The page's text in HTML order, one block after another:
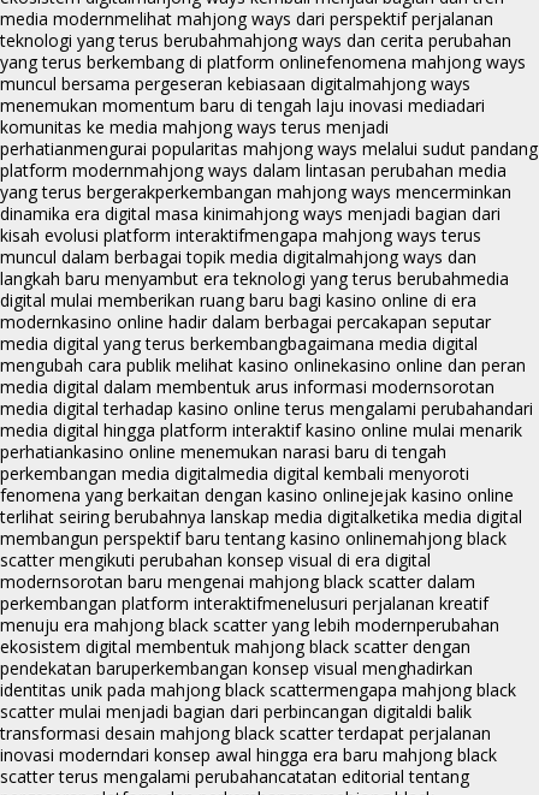
media modernmelihat mahjong ways dari perspektif perjalanan
teknologi yang terus berubahmahjong ways dan cerita perubahan
yang terus berkembang di platform onlinefenomena mahjong ways
muncul bersama pergeseran kebiasaan digitalmahjong ways
menemukan momentum baru di tengah laju inovasi mediadari
komunitas ke media mahjong ways terus menjadi
perhatianmengurai popularitas mahjong ways melalui sudut pandang
platform modernmahjong ways dalam lintasan perubahan media
yang terus bergerakperkembangan mahjong ways mencerminkan
dinamika era digital masa kinimahjong ways menjadi bagian dari
kisah evolusi platform interaktifmengapa mahjong ways terus
muncul dalam berbagai topik media digitalmahjong ways dan
langkah baru menyambut era teknologi yang terus berubahmedia
digital mulai memberikan ruang baru bagi kasino online di era
modernkasino online hadir dalam berbagai percakapan seputar
media digital yang terus berkembangbagaimana media digital
mengubah cara publik melihat kasino onlinekasino online dan peran
media digital dalam membentuk arus informasi modernsorotan
media digital terhadap kasino online terus mengalami perubahandari
media digital hingga platform interaktif kasino online mulai menarik
perhatiankasino online menemukan narasi baru di tengah
perkembangan media digitalmedia digital kembali menyoroti
fenomena yang berkaitan dengan kasino onlinejejak kasino online
terlihat seiring berubahnya lanskap media digitalketika media digital
membangun perspektif baru tentang kasino onlinemahjong black
scatter mengikuti perubahan konsep visual di era digital
modernsorotan baru mengenai mahjong black scatter dalam
perkembangan platform interaktifmenelusuri perjalanan kreatif
menuju era mahjong black scatter yang lebih modernperubahan
ekosistem digital membentuk mahjong black scatter dengan
pendekatan baruperkembangan konsep visual menghadirkan
identitas unik pada mahjong black scattermengapa mahjong black
scatter mulai menjadi bagian dari perbincangan digitaldi balik
transformasi desain mahjong black scatter terdapat perjalanan
inovasi moderndari konsep awal hingga era baru mahjong black
scatter terus mengalami perubahancatatan editorial tentang